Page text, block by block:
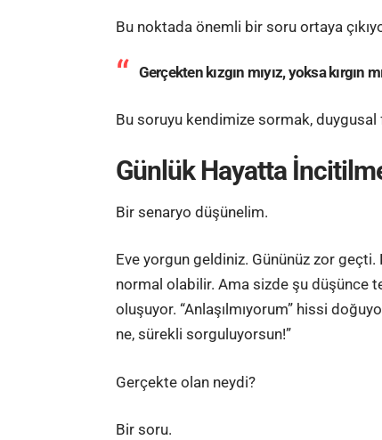
Bu noktada önemli bir soru ortaya
Gerçekten kızgın mıyız, yoksa kırgın
Bu soruyu kendimize sormak, duygusal
Günlük Hayatta
Bir senaryo düşünelim.
Eve yorgun geldiniz. Gününüz zor geçti.
normal olabilir. Ama sizde şu düşünce
oluşuyor. “Anlaşılmıyorum” hissi
ne, sürekli sorguluyorsun!”
Gerçekte olan neydi?
Bir soru.